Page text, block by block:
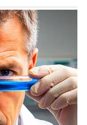
se bivša ljubav
slijedi važan
donosi odgovore
da promijeni tok
upravo takav trenutak
očekujete.